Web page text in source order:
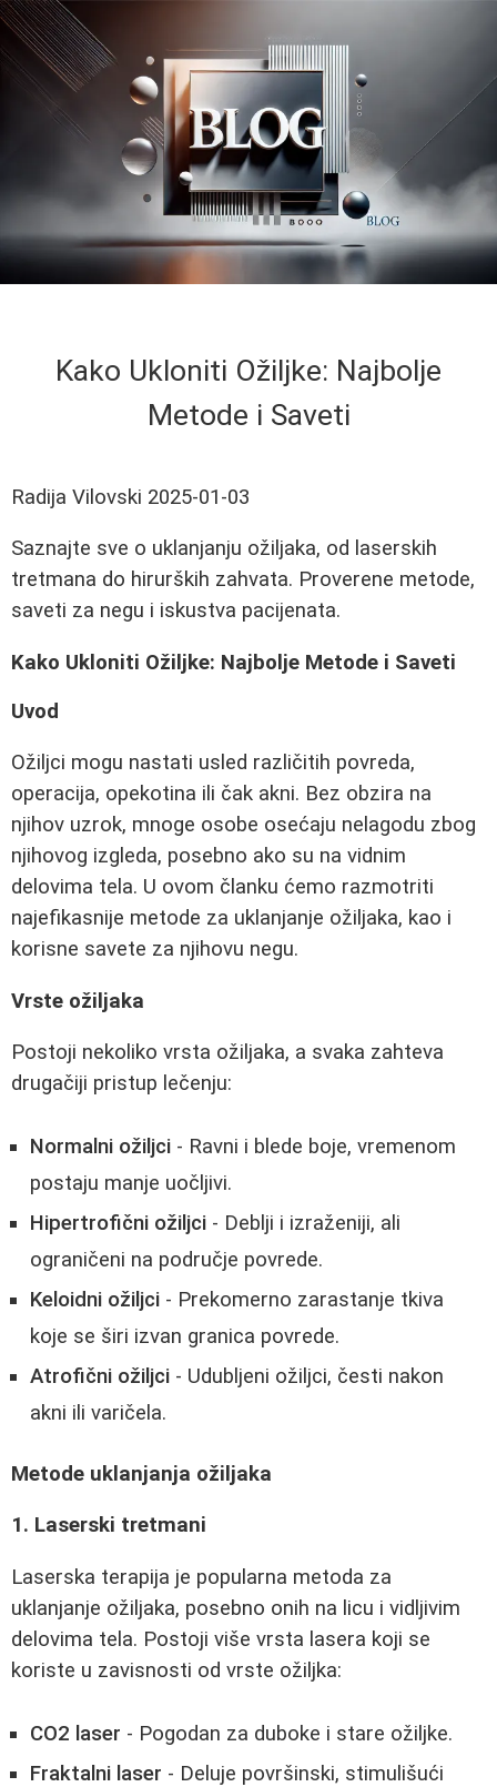
Kako Ukloniti Ožiljke: Najbolje
Metode i Saveti
Radija Vilovski 2025-01-03
Saznajte sve o uklanjanju ožiljaka, od laserskih
tretmana do hirurških zahvata. Proverene metode,
saveti za negu i iskustva pacijenata.
Kako Ukloniti Ožiljke: Najbolje Metode i Saveti
Uvod
Ožiljci mogu nastati usled različitih povreda,
operacija, opekotina ili čak akni. Bez obzira na
njihov uzrok, mnoge osobe osećaju nelagodu zbog
njihovog izgleda, posebno ako su na vidnim
delovima tela. U ovom članku ćemo razmotriti
najefikasnije metode za uklanjanje ožiljaka, kao i
korisne savete za njihovu negu.
Vrste ožiljaka
Postoji nekoliko vrsta ožiljaka, a svaka zahteva
drugačiji pristup lečenju:
Normalni ožiljci - Ravni i blede boje, vremenom
postaju manje uočljivi.
Hipertrofični ožiljci - Deblji i izraženiji, ali
ograničeni na područje povrede.
Keloidni ožiljci - Prekomerno zarastanje tkiva
koje se širi izvan granica povrede.
Atrofični ožiljci - Udubljeni ožiljci, česti nakon
akni ili varičela.
Metode uklanjanja ožiljaka
1. Laserski tretmani
Laserska terapija je popularna metoda za
uklanjanje ožiljaka, posebno onih na licu i vidljivim
delovima tela. Postoji više vrsta lasera koji se
koriste u zavisnosti od vrste ožiljka:
CO2 laser - Pogodan za duboke i stare ožiljke.
Fraktalni laser - Deluje površinski, stimulišući